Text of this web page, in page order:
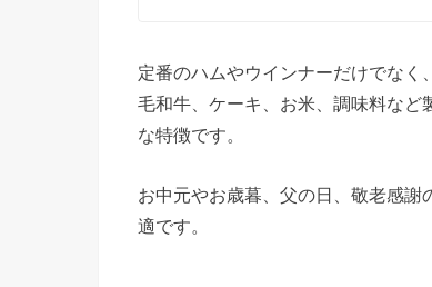
定番のハムやウインナーだけでな
毛和牛、ケーキ、お米、調味料など
な特徴です。
お中元やお歳暮、父の日、敬老感
適です。